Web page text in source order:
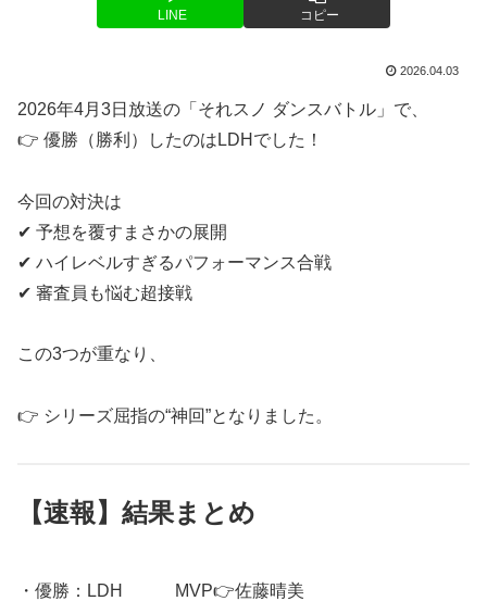
LINE コピー
2026.04.03
2026年4月3日放送の「それスノ ダンスバトル」で、
👉 優勝（勝利）したのはLDHでした！
今回の対決は
✔ 予想を覆すまさかの展開
✔ ハイレベルすぎるパフォーマンス合戦
✔ 審査員も悩む超接戦
この3つが重なり、
👉 シリーズ屈指の“神回”となりました。
【速報】結果まとめ
・優勝：LDH MVP👉佐藤晴美